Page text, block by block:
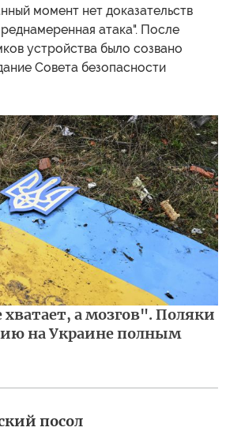
момент нет доказательств
атака". После
устройства было созвано
Совета безопасности
а мозгов". Поляки
на Украине полным
посол